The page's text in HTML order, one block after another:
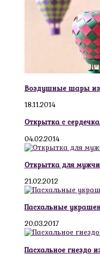
Воздушные шары
18.11.2014
Открытка с
04.02.2014
Открытка для
21.02.2012
Пасхальные
20.03.2017
Пасхальное гнездо